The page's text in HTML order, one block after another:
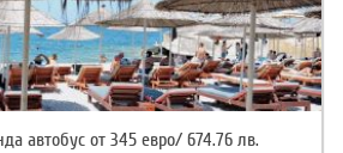
ПОЛИТИКА ЗА ПОВЕРИТЕЛНОСТ
автобус от 345 евро/ 674.76 лв.